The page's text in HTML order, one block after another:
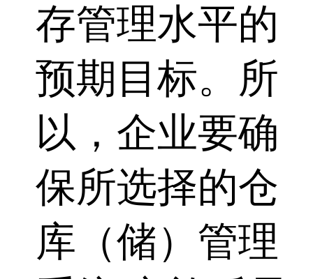
存管理水平的
预期目标。所
以，企业要确
保所选择的仓
库（储）管理